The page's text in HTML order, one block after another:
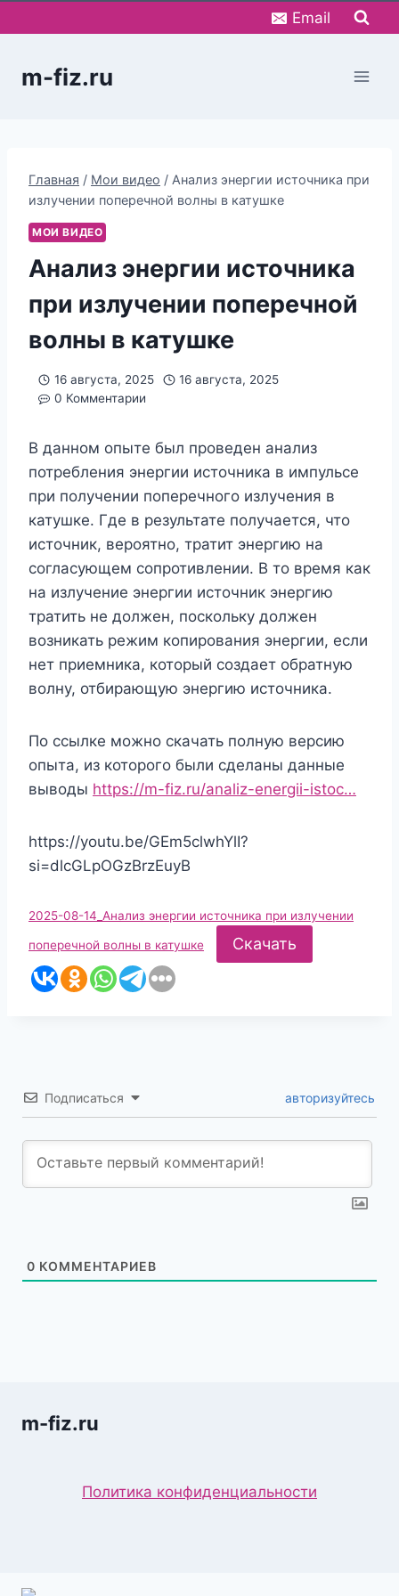
к
Email
m-fiz.ru
Главная / Мои видео / Анализ энергии источника при
излучении поперечной волны в катушке
МОИ ВИДЕО
Анализ энергии источника
при излучении поперечной
волны в катушке
16 августа, 2025
16 августа, 2025
0 Комментарии
В данном опыте был проведен анализ
потребления энергии источника в импульсе
при получении поперечного излучения в
катушке. Где в результате получается, что
источник, вероятно, тратит энергию на
согласующем сопротивлении. В то время как
на излучение энергии источник энергию
тратить не должен, поскольку должен
возникать режим копирования энергии, если
нет приемника, который создает обратную
волну, отбирающую энергию источника.
По ссылке можно скачать полную версию
опыта, из которого были сделаны данные
выводы https://m-fiz.ru/analiz-energii-istoc…
https://youtu.be/GEm5clwhYlI?
si=dlcGLpOGzBrzEuyB
2025-08-14_Анализ энергии источника при излучении
поперечной волны в катушке Скачать
Подписаться авторизуйтесь
0 КОММЕНТАРИЕВ
m-fiz.ru
Политика конфиденциальности